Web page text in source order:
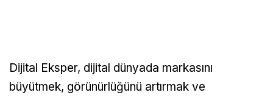
Dijital Eksper, dijital dünyada markasını
büyütmek, görünürlüğünü artırmak ve